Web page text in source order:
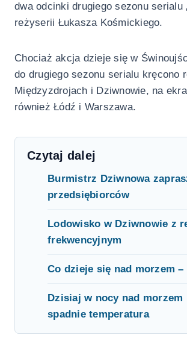
dwa odcinki drugiego sezonu serialu
reżyserii Łukasza Kośmickiego.
Chociaż akcja dzieje się w
do drugiego sezonu serialu kręcono
Międzyzdrojach i Dziwnowie, na
również Łódź i Warszawa.
Czytaj dalej
Burmistrz Dziwnowa
przedsiębiorców
Lodowisko w Dziwnowie z
frekwencyjnym
Co dzieje się nad morzem –
Dzisiaj w nocy nad
spadnie temperatura